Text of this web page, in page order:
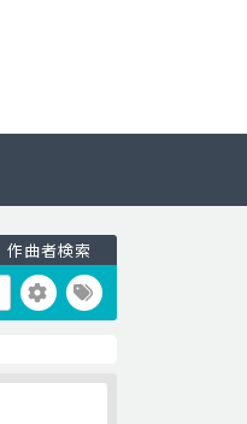
作曲者検索